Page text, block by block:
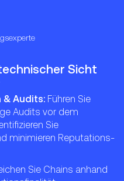
Sicht
& Audits: Führen Sie
Audits vor dem
Sie
minimieren Reputations-
Sie Chains anhand